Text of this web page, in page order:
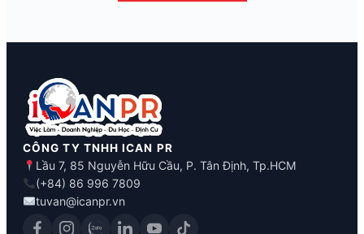
CÔNG TY TNHH ICAN PR
Lầu 7, 85 Nguyễn Hữu Cầu, P. Tân Định, Tp.HCM
(+84) 86 996 7809
tuvan@icanpr.vn